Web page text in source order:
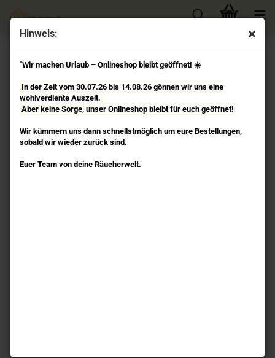
Hinweis:
"Wir machen Urlaub – Onlineshop bleibt geöffnet! ☀️
In der Zeit vom 30.07.26 bis 14.08.26 gönnen wir uns eine
wohlverdiente Auszeit.
Aber keine Sorge, unser Onlineshop bleibt für euch geöffnet!
Wir kümmern uns dann schnellstmöglich um eure Bestellungen,
sobald wir wieder zurück sind.
Euer Team von deine Räucherwelt.
« Erster « zurück weiter »
Letzter »
Artikel in dieser Kategorie
Ganesha - Backflow-Räucherkegelhalter Yogi & Yogini